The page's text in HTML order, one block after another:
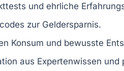
und ehrliche
zur Geldersparnis.
Konsum und bewusste
aus Expertenwissen und